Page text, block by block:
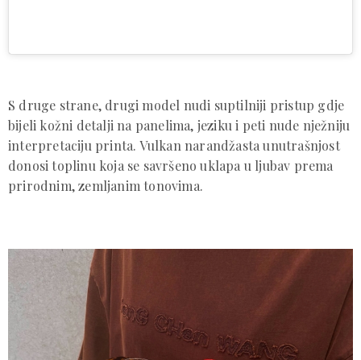
S druge strane, drugi model nudi suptilniji pristup gdje
bijeli kožni detalji na panelima, jeziku i peti nude nježniju
interpretaciju printa. Vulkan narandžasta unutrašnjost
donosi toplinu koja se savršeno uklapa u ljubav prema
prirodnim, zemljanim tonovima.